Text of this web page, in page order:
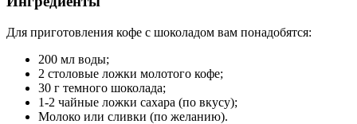
Для приготовления кофе с шоколадом вам понадобятся:
200 мл воды;
2 столовые ложки молотого кофе;
30 г темного шоколада;
1-2 чайные ложки сахара (по вкусу);
Молоко или сливки (по желанию).